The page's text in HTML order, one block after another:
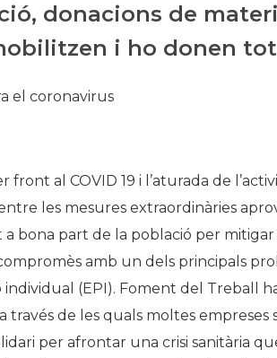
donacions de
i ho donen tot
el coronavirus
front al COVID 19 i l’aturada de
les mesures extraordinàries
a bona part de la població per
amb un dels principals
(EPI). Foment del Treball
través de les quals moltes
per afrontar una crisi sanitària